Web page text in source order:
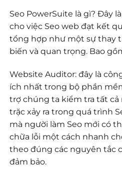
Seo PowerSuite là gì? Đây
cho việc Seo web đạt kết
tổng hợp như một sự thay
biến và quan trọng. Bao
Website Auditor: đây là
ích nhất trong bộ phần
trợ chúng ta kiểm tra tất
trặc xảy ra trong quá trình
mà người làm Seo mới có
chữa lỗi một cách nhanh
theo đúng các nguyên tắc
đảm bảo.